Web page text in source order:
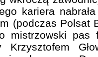
kariera
(podczas Polsat
mistrzowski pas